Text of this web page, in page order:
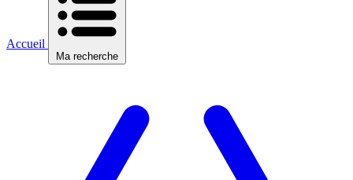
Accueil
Ma recherche